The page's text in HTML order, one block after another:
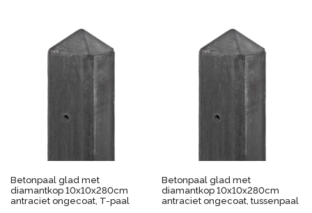
Betonpaal glad met
diamantkop 10x10x280cm
antraciet ongecoat, T-paal
Betonpaal glad met
diamantkop 10x10x280cm
antraciet ongecoat, tussenpaal